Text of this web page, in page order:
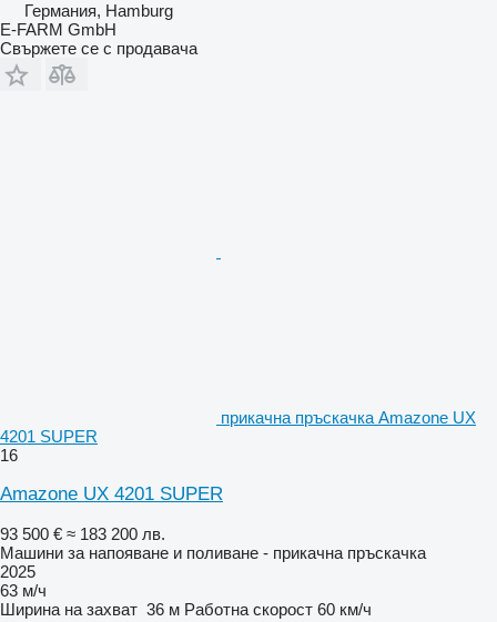
Германия, Hamburg
E-FARM GmbH
Свържете се с продавача
прикачна пръскачка Amazone UX
4201 SUPER
16
Amazone UX 4201 SUPER
93 500 € ≈ 183 200 лв.
Машини за напояване и поливане - прикачна пръскачка
2025
63 м/ч
Ширина на захват 36 м Работна скорост 60 км/ч